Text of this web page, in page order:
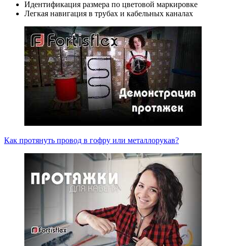
Идентификация размера по цветовой маркировке
Легкая навигация в трубах и кабельных каналах
Как протянуть провод в гофру или металлорукав?